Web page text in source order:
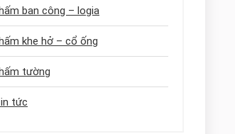
ban công – logia
khe hở – cổ ống
tường
tức